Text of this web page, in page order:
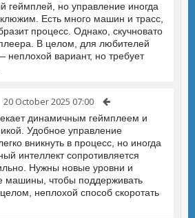
геймплей, но управление иногда
Есть много машин и трасс,
процесс. Однако, скучновато
В целом, для любителей
неплохой вариант, но требует
20 October 2025 07:00
динамичным геймплеем и
Удобное управление
вникнуть в процесс, но иногда
интеллект сопротивляется
Нужны новые уровни и
машины, чтобы поддерживать
неплохой способ скоротать